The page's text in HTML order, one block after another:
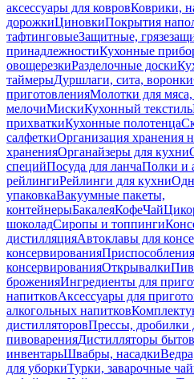
аксессуары для ковровКоврики,
дорожкиЦиновкиПокрытия
тафтинговыеЗащитные,
принадлежностиКухонные
овощерезкиРазделочные доски
таймерыДуршлаги, сита, воронки
приготовленияМолотки для
мелочиМискиКухонный текстиль
прихваткиКухонные полотенца
салфеткиОрганизация хранения
храненияОрганайзеры для кухни
специйПосуда для ланчаПолки и
рейлингиРейлинги для кухни
упаковкаВакуумные пакеты,
контейнерыБакалеяКофеЧай
шоколадСиропы и топпинги
дистилляцияАвтоклавы для
консервирования
консервированияОткрывалки
броженияИнгредиенты для
напитковАксессуары для
алкогольных напитков
дистилляторовПрессы, дробилки
пивоваренияДистилляторы
инвентарьШвабры, насадки
для уборкиТурки, заварочные